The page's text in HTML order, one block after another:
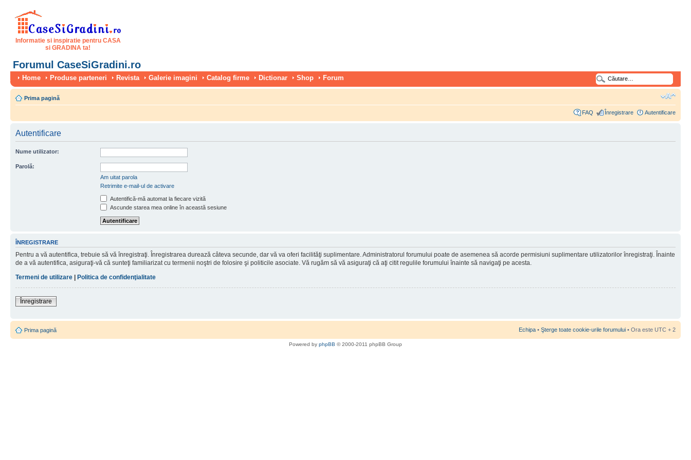
Informatie si inspiratie pentru CASA
si GRADINA ta!
Forumul CaseSiGradini.ro
Home Produse parteneri Revista Galerie imagini Catalog firme Dictionar Shop Forum
Prima pagină
FAQ Înregistrare Autentificare
Autentificare
Nume utilizator:
Parolă:
Am uitat parola
Retrimite e-mail-ul de activare
Autentifică-mă automat la fiecare vizită
Ascunde starea mea online în această sesiune
ÎNREGISTRARE
Pentru a vă autentifica, trebuie să vă înregistraţi. Înregistrarea durează câteva secunde, dar vă va oferi facilităţi suplimentare. Administratorul forumului poate de asemenea să acorde permisiuni suplimentare utilizatorilor înregistraţi. Înainte
de a vă autentifica, asiguraţi-vă că sunteţi familiarizat cu termenii noştri de folosire şi politicile asociate. Vă rugăm să vă asiguraţi că aţi citit regulile forumului înainte să navigaţi pe acesta.
Termeni de utilizare | Politica de confidenţialitate
Înregistrare
Prima pagină Echipa • Şterge toate cookie-urile forumului • Ora este UTC + 2
Powered by phpBB © 2000-2011 phpBB Group